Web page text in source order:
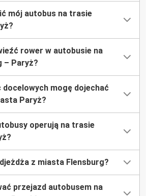
mój autobus na trasie
rower w autobusie na
– Paryż?
docelowych mogę dojechać
Paryż?
operują na trasie
z miasta Flensburg?
przejazd autobusem na